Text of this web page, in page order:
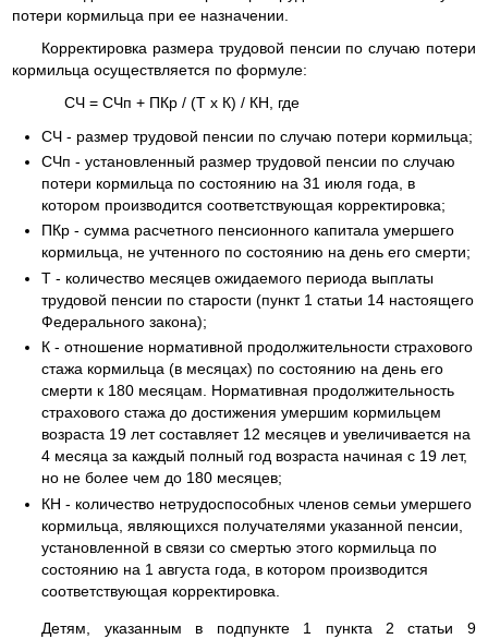
потери кормильца при ее назначении.
Корректировка размера трудовой пенсии по случаю потери
кормильца осуществляется по формуле:
СЧ = СЧп + ПКр / (Т x К) / КН, где
СЧ - размер трудовой пенсии по случаю потери кормильца;
СЧп - установленный размер трудовой пенсии по случаю
потери кормильца по состоянию на 31 июля года, в
котором производится соответствующая корректировка;
ПКр - сумма расчетного пенсионного капитала умершего
кормильца, не учтенного по состоянию на день его смерти;
Т - количество месяцев ожидаемого периода выплаты
трудовой пенсии по старости (пункт 1 статьи 14 настоящего
Федерального закона);
К - отношение нормативной продолжительности страхового
стажа кормильца (в месяцах) по состоянию на день его
смерти к 180 месяцам. Нормативная продолжительность
страхового стажа до достижения умершим кормильцем
возраста 19 лет составляет 12 месяцев и увеличивается на
4 месяца за каждый полный год возраста начиная с 19 лет,
но не более чем до 180 месяцев;
КН - количество нетрудоспособных членов семьи умершего
кормильца, являющихся получателями указанной пенсии,
установленной в связи со смертью этого кормильца по
состоянию на 1 августа года, в котором производится
соответствующая корректировка.
Детям, указанным в подпункте 1 пункта 2 статьи 9